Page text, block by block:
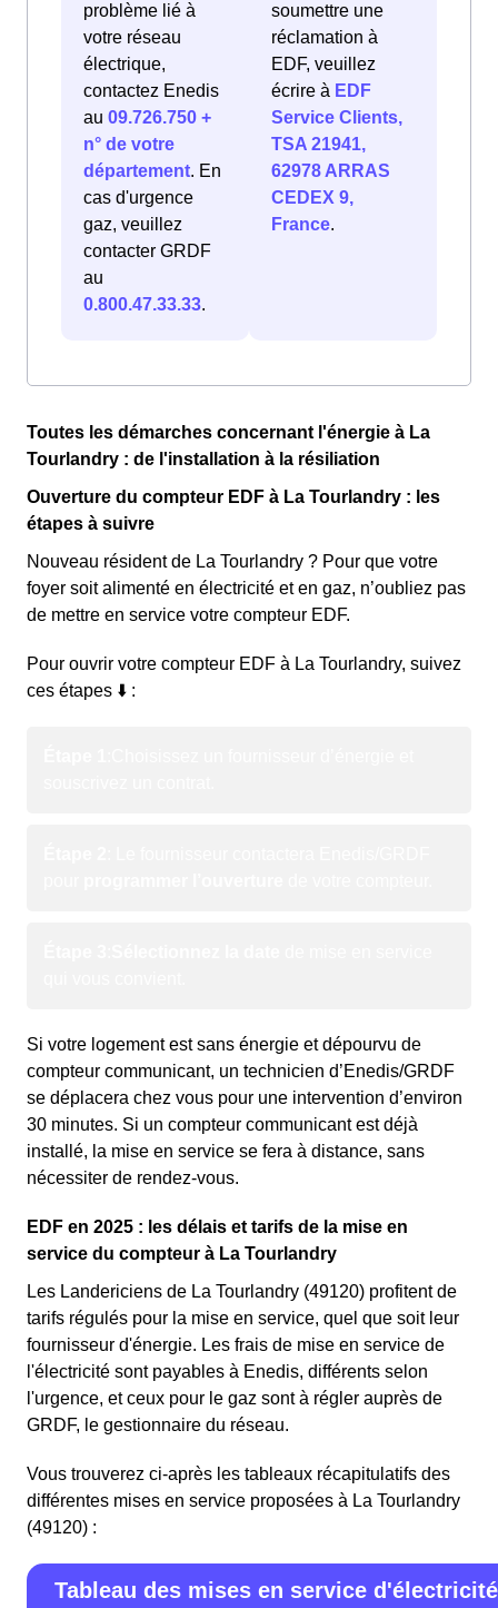
problème lié à
votre réseau
électrique,
contactez Enedis
au 09.726.750 +
n° de votre
département. En
cas d'urgence
gaz, veuillez
contacter GRDF
au
0.800.47.33.33.
soumettre une
réclamation à
EDF, veuillez
écrire à EDF
Service Clients,
TSA 21941,
62978 ARRAS
CEDEX 9,
France.
Toutes les démarches concernant l'énergie à La
Tourlandry : de l'installation à la résiliation
Ouverture du compteur EDF à La Tourlandry : les
étapes à suivre
Nouveau résident de La Tourlandry ? Pour que votre
foyer soit alimenté en électricité et en gaz, n’oubliez pas
de mettre en service votre compteur EDF.
Pour ouvrir votre compteur EDF à La Tourlandry, suivez
ces étapes ⬇️ :
Si votre logement est sans énergie et dépourvu de
compteur communicant, un technicien d’Enedis/GRDF
se déplacera chez vous pour une intervention d’environ
30 minutes. Si un compteur communicant est déjà
installé, la mise en service se fera à distance, sans
nécessiter de rendez-vous.
EDF en 2025 : les délais et tarifs de la mise en
service du compteur à La Tourlandry
Les Landericiens de La Tourlandry (49120) profitent de
tarifs régulés pour la mise en service, quel que soit leur
fournisseur d'énergie. Les frais de mise en service de
l'électricité sont payables à Enedis, différents selon
l'urgence, et ceux pour le gaz sont à régler auprès de
GRDF, le gestionnaire du réseau.
Vous trouverez ci-après les tableaux récapitulatifs des
différentes mises en service proposées à La Tourlandry
(49120) :
Tableau des mises en service d'électricité